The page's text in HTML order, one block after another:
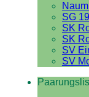
SG
SK
SK
SV
SV